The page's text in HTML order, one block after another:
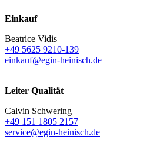
Einkauf
Beatrice Vidis
+49 5625 9210-139
einkauf@egin-heinisch.de
Leiter Qualität
Calvin Schwering
+49 151 1805 2157
service@egin-heinisch.de